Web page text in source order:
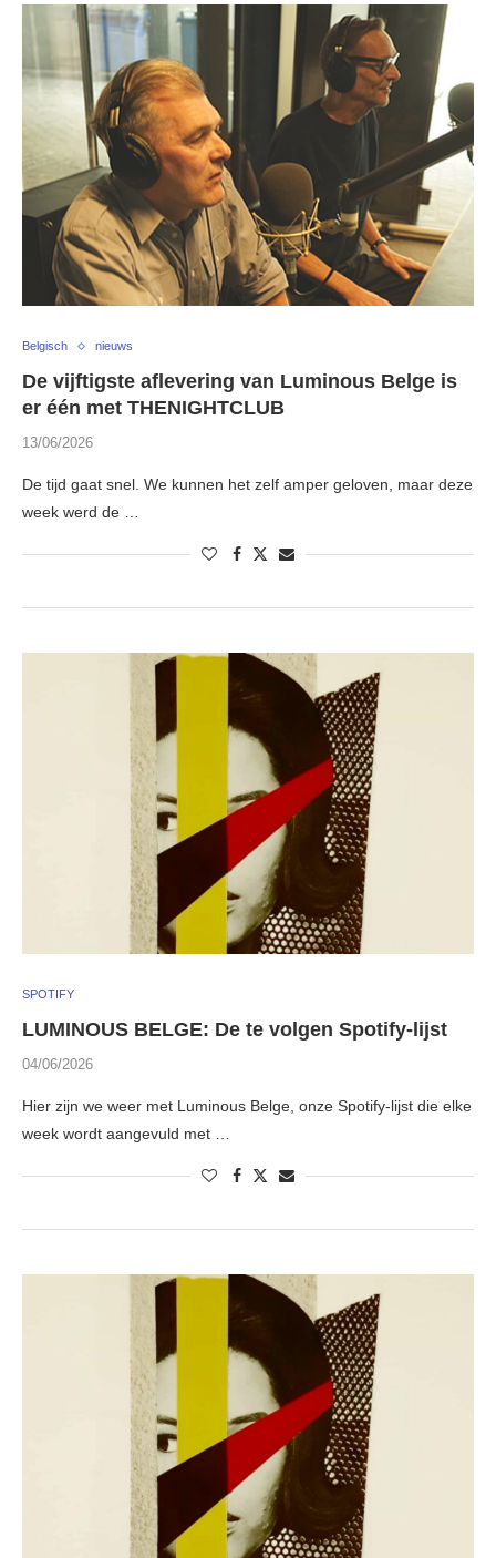
Belgisch nieuws
De vijftigste aflevering van Luminous Belge is
er één met THENIGHTCLUB
13/06/2026
De tijd gaat snel. We kunnen het zelf amper geloven, maar deze
week werd de …
SPOTIFY
LUMINOUS BELGE: De te volgen Spotify-lijst
04/06/2026
Hier zijn we weer met Luminous Belge, onze Spotify-lijst die elke
week wordt aangevuld met …